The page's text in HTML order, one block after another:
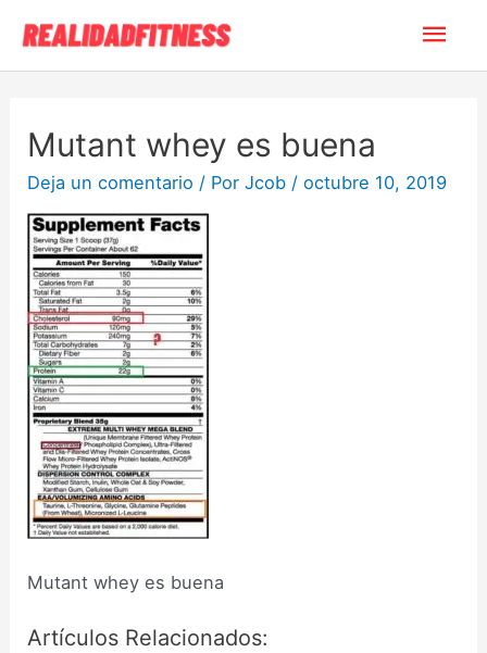
Mutant whey es buena
Deja un comentario / PorJcob /octubre 10, 2019
Mutant whey es buena
Artículos Relacionados: